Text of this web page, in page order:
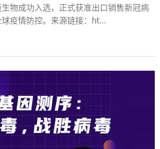
物成功入选，正式获准出口销售新冠病
疫情防控。来源链接：ht...